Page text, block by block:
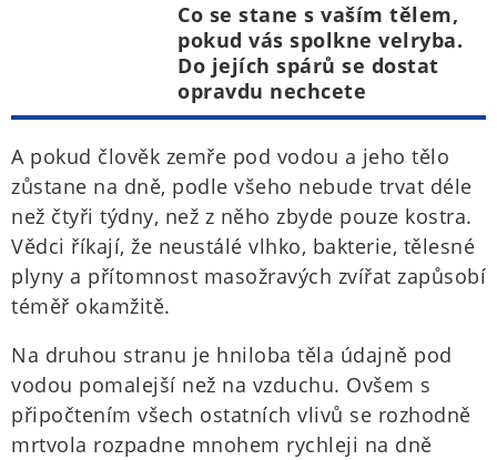
Co se stane s vaším tělem,
pokud vás spolkne velryba.
Do jejích spárů se dostat
opravdu nechcete
A pokud člověk zemře pod vodou a jeho tělo
zůstane na dně, podle všeho nebude trvat déle
než čtyři týdny, než z něho zbyde pouze kostra.
Vědci říkají, že neustálé vlhko, bakterie, tělesné
plyny a přítomnost masožravých zvířat zapůsobí
téměř okamžitě.
Na druhou stranu je hniloba těla údajně pod
vodou pomalejší než na vzduchu. Ovšem s
připočtením všech ostatních vlivů se rozhodně
mrtvola rozpadne mnohem rychleji na dně